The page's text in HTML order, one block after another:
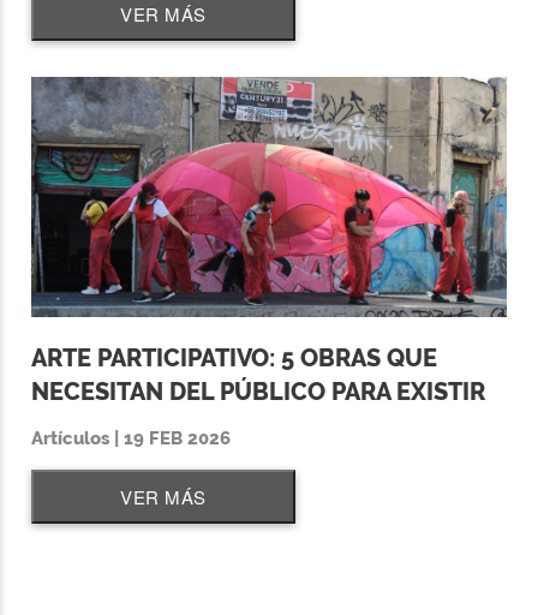
VER MÁS
ARTE PARTICIPATIVO: 5 OBRAS QUE
NECESITAN DEL PÚBLICO PARA EXISTIR
Artículos | 19 FEB 2026
VER MÁS